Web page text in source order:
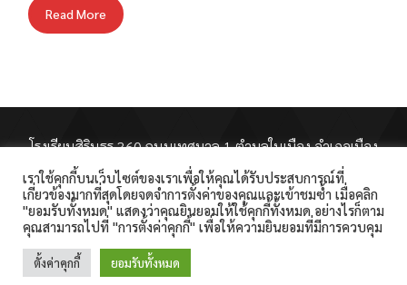
Read More
โรงเรียนสิรินธร 360 ถนนเทศบาล 1 ตำบลในเมือง อำเภอเมือง
สุรินทร์ จังหวัดสุรินทร์ 32000 โทรศัพท์ : 044-511-189
โทรสาร : 044-513-187 E-Mail :
sirindhorn.surin@gmail.com
เราใช้คุกกี้บนเว็บไซต์ของเราเพื่อให้คุณได้รับประสบการณ์ที่
เกี่ยวข้องมากที่สุดโดยจดจำการตั้งค่าของคุณและเข้าชมซ้ำ เมื่อคลิก
"ยอมรับทั้งหมด" แสดงว่าคุณยินยอมให้ใช้คุกกี้ทั้งหมด อย่างไรก็ตาม
คุณสามารถไปที่ "การตั้งค่าคุกกี้" เพื่อให้ความยินยอมที่มีการควบคุม
ตั้งค่าคุกกี้ ยอมรับทั้งหมด